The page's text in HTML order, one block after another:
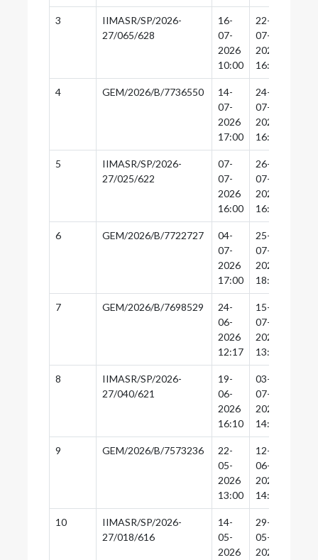
3
IIMASR/SP/2026-
27/065/628
16-
07-
2026
10:00
22-
07-
2026
16:30
4 GEM/2026/B/7736550
14-
07-
2026
17:00
24-
07-
2026
16:30
5
IIMASR/SP/2026-
27/025/622
07-
07-
2026
16:00
26-
07-
2026
16:30
6 GEM/2026/B/7722727
04-
07-
2026
17:00
25-
07-
2026
18:30
7 GEM/2026/B/7698529
24-
06-
2026
12:17
15-
07-
2026
13:30
8
IIMASR/SP/2026-
27/040/621
19-
06-
2026
16:10
03-
07-
2026
14:30
9 GEM/2026/B/7573236
22-
05-
2026
13:00
12-
06-
2026
14:30
10
IIMASR/SP/2026-
27/018/616
14-
05-
2026
29-
05-
2026